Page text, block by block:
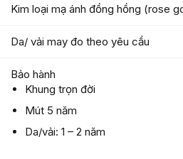
Kim loại mạ ánh đồng hồng (rose
Da/ vải may đo theo yêu cầu
Bảo hành
Khung trọn đời
Mút 5 năm
Da/vải: 1 – 2 năm